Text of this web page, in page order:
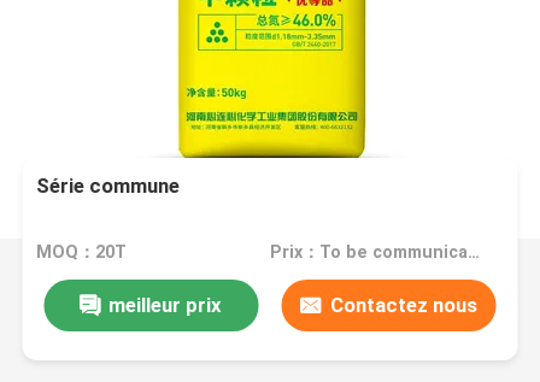
Série commune
MOQ：20T Prix：To be communicated
meilleur prix Contactez nous